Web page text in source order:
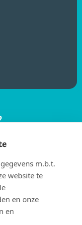
jou in de
m.b.t.
website te
en onze
en